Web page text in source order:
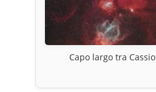
Capo largo tra